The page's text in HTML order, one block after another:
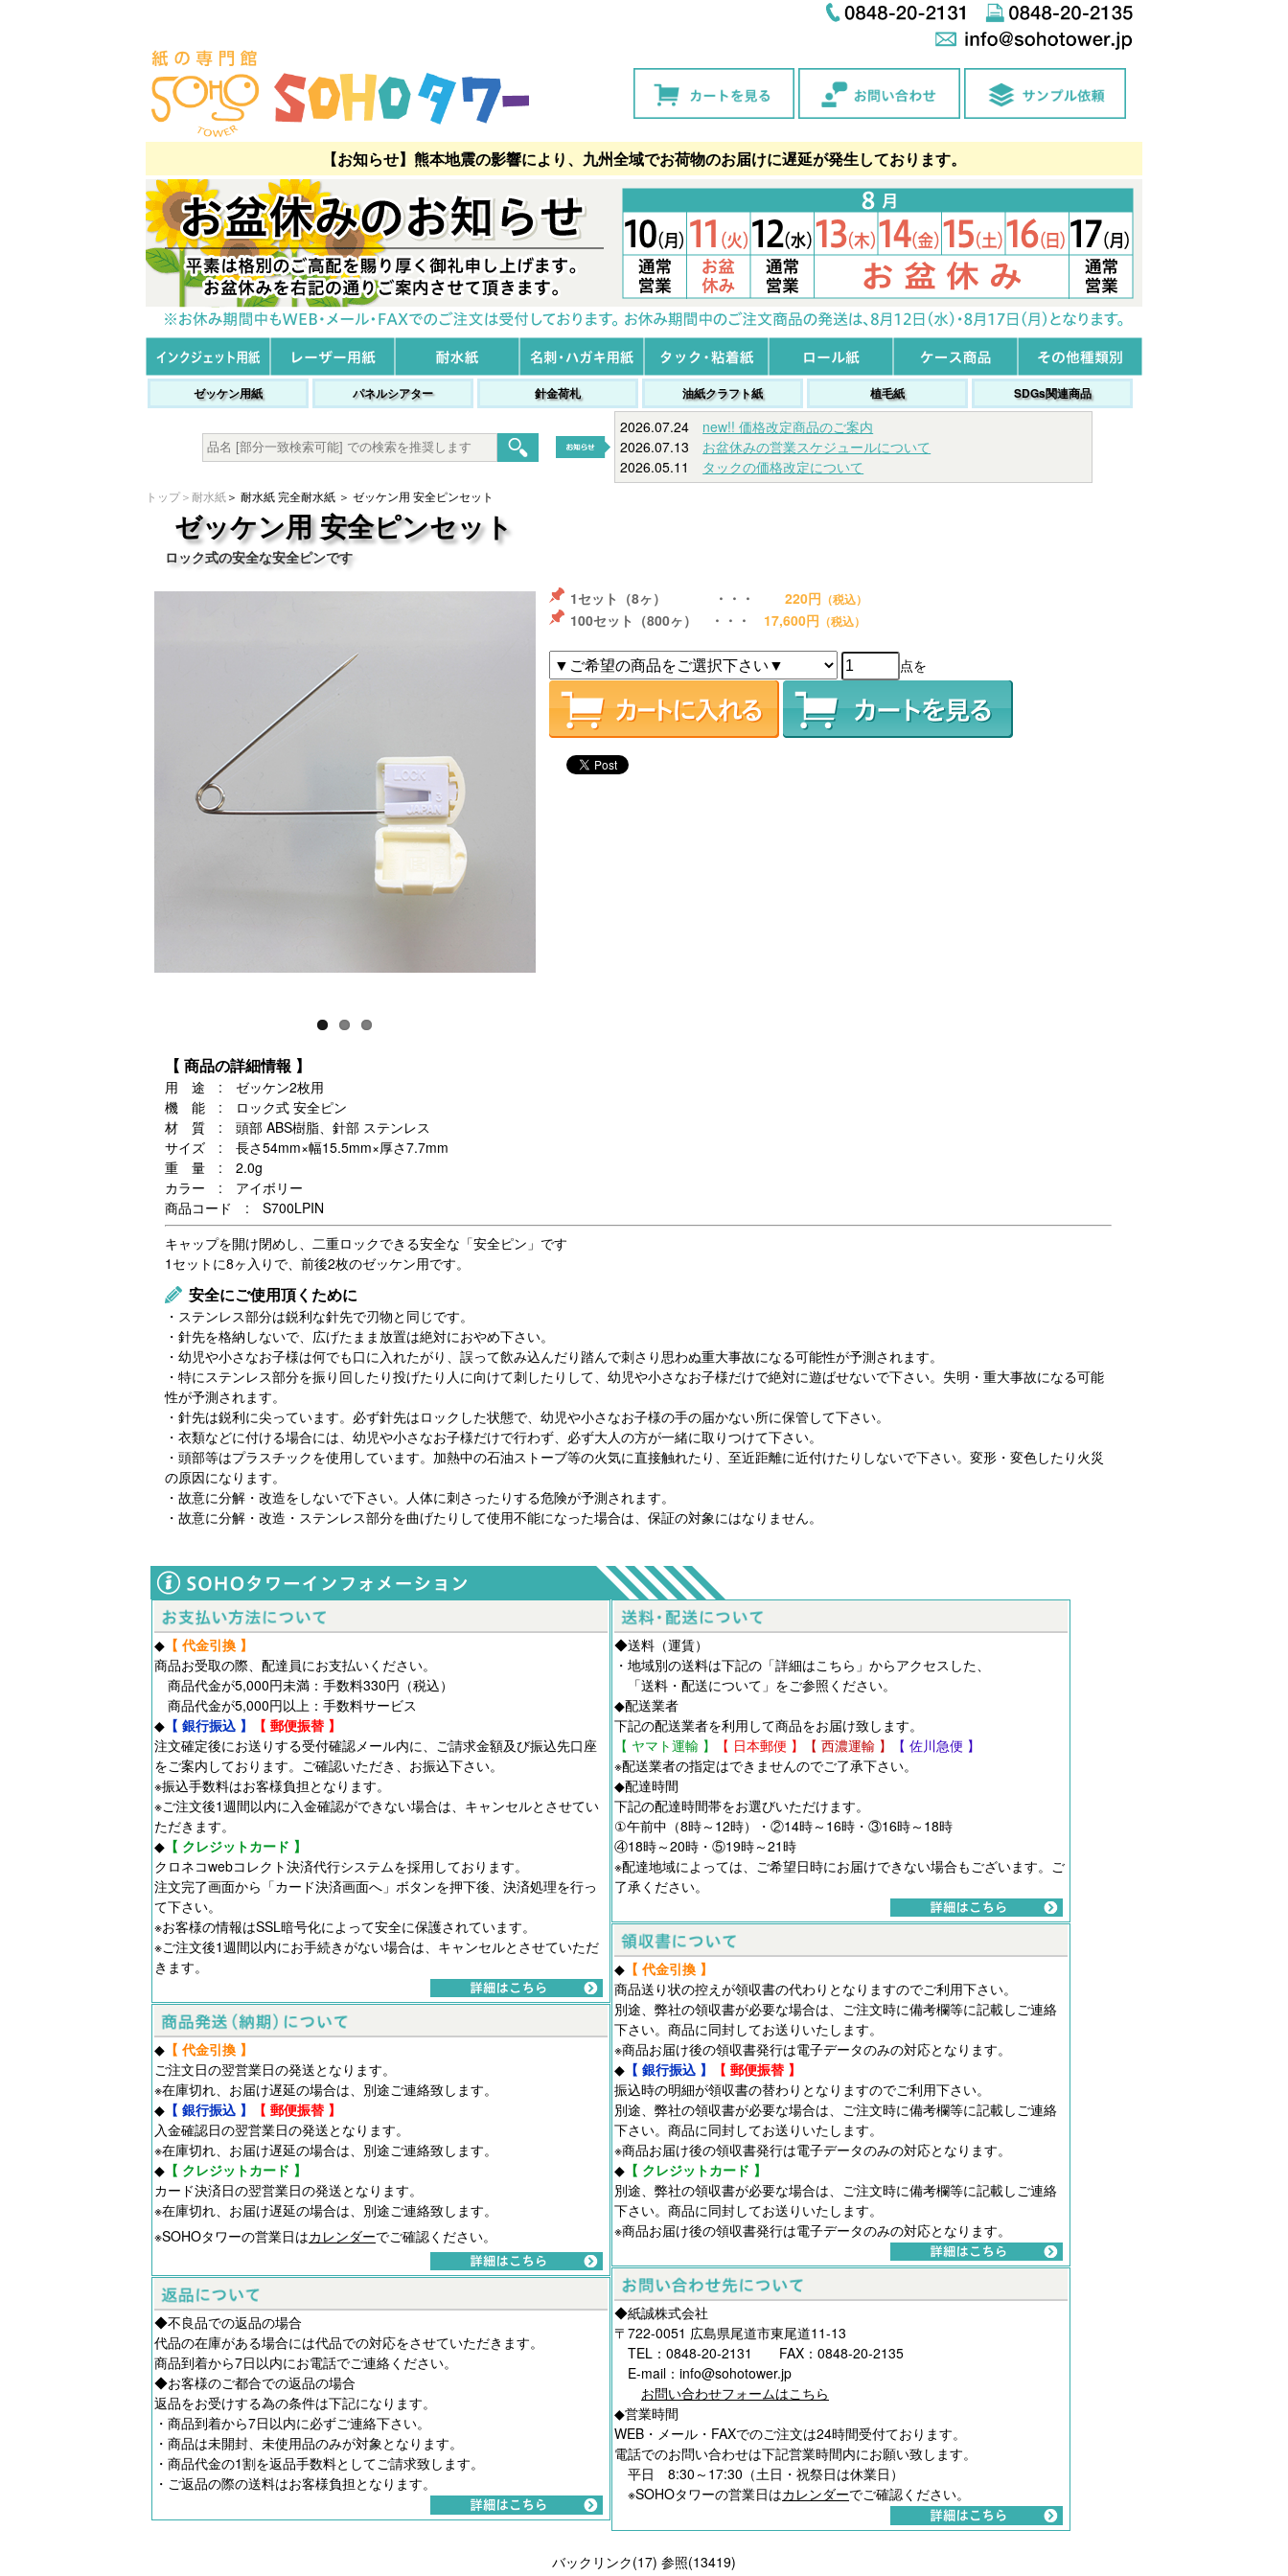
【お知らせ】熊本地震の影響により、九州全域でお荷物のお届けに遅延が発生しております。
ゼッケン用紙 パネルシアター 針金荷札 油紙クラフト紙 植毛紙 SDGs関連商品
2026.07.24 new!! 価格改定商品のご案内
2026.07.13 お盆休みの営業スケジュールについて
2026.05.11 タックの価格改定について
トップ＞耐水紙＞ 耐水紙 完全耐水紙 ＞ ゼッケン用 安全ピンセット
ゼッケン用 安全ピンセット
ロック式の安全な安全ピンです
1セット（8ヶ） ・・・ 220円 （税込）
100セット（800ヶ） ・・・ 17,600円 （税込）
点を
【 商品の詳細情報 】
用 途 : ゼッケン2枚用
機 能 : ロック式 安全ピン
材 質 : 頭部 ABS樹脂、針部 ステンレス
サイズ : 長さ54mm×幅15.5mm×厚さ7.7mm
重 量 : 2.0g
カラー : アイボリー
商品コード : S700LPIN
キャップを開け閉めし、二重ロックできる安全な「安全ピン」です
1セットに8ヶ入りで、前後2枚のゼッケン用です。
安全にご使用頂くために
・ステンレス部分は鋭利な針先で刃物と同じです。
・針先を格納しないで、広げたまま放置は絶対におやめ下さい。
・幼児や小さなお子様は何でも口に入れたがり、誤って飲み込んだり踏んで刺さり思わぬ重大事故になる可能性が予測されます。
・特にステンレス部分を振り回したり投げたり人に向けて刺したりして、幼児や小さなお子様だけで絶対に遊ばせないで下さい。失明・重大事故になる可能
性が予測されます。
・針先は鋭利に尖っています。必ず針先はロックした状態で、幼児や小さなお子様の手の届かない所に保管して下さい。
・衣類などに付ける場合には、幼児や小さなお子様だけで行わず、必ず大人の方が一緒に取りつけて下さい。
・頭部等はプラスチックを使用しています。加熱中の石油ストーブ等の火気に直接触れたり、至近距離に近付けたりしないで下さい。変形・変色したり火災
の原因になります。
・故意に分解・改造をしないで下さい。人体に刺さったりする危険が予測されます。
・故意に分解・改造・ステンレス部分を曲げたりして使用不能になった場合は、保証の対象にはなりません。
◆ 【 代金引換 】
商品お受取の際、配達員にお支払いください。
商品代金が5,000円未満：手数料330円（税込）
商品代金が5,000円以上：手数料サービス
◆ 【 銀行振込 】
【 郵便振替 】
注文確定後にお送りする受付確認メール内に、ご請求金額及び振込先口座
をご案内しております。ご確認いただき、お振込下さい。
※振込手数料はお客様負担となります。
※ご注文後1週間以内に入金確認ができない場合は、キャンセルとさせてい
ただきます。
◆ 【 クレジットカード 】
クロネコwebコレクト決済代行システムを採用しております。
注文完了画面から「カード決済画面へ」ボタンを押下後、決済処理を行っ
て下さい。
※お客様の情報はSSL暗号化によって安全に保護されています。
※ご注文後1週間以内にお手続きがない場合は、キャンセルとさせていただ
きます。
◆ 【 代金引換 】
ご注文日の翌営業日の発送となります。
※在庫切れ、お届け遅延の場合は、別途ご連絡致します。
◆ 【 銀行振込 】
【 郵便振替 】
入金確認日の翌営業日の発送となります。
※在庫切れ、お届け遅延の場合は、別途ご連絡致します。
◆ 【 クレジットカード 】
カード決済日の翌営業日の発送となります。
※在庫切れ、お届け遅延の場合は、別途ご連絡致します。
※SOHOタワーの営業日はカレンダーでご確認ください。
◆不良品での返品の場合
代品の在庫がある場合には代品での対応をさせていただきます。
商品到着から7日以内にお電話でご連絡ください。
◆お客様のご都合での返品の場合
返品をお受けする為の条件は下記になります。
・商品到着から7日以内に必ずご連絡下さい。
・商品は未開封、未使用品のみが対象となります。
・商品代金の1割を返品手数料としてご請求致します。
・ご返品の際の送料はお客様負担となります。
◆送料（運賃）
・地域別の送料は下記の「詳細はこちら」からアクセスした、
「送料・配送について 」をご参照ください。
◆配送業者
下記の配送業者を利用して商品をお届け致します。
【 ヤマト運輸 】
【 日本郵便 】 【 西濃運輸 】
【 佐川急便 】
※配送業者の指定はできませんのでご了承下さい。
◆配達時間
下記の配達時間帯をお選びいただけます。
①午前中（8時～12時）・②14時～16時・③16時～18時
④18時～20時・⑤19時～21時
※配達地域によっては、ご希望日時にお届けできない場合もございます。ご
了承ください。
◆ 【 代金引換 】
商品送り状の控えが領収書の代わりとなりますのでご利用下さい。
別途、弊社の領収書が必要な場合は、ご注文時に備考欄等に記載しご連絡
下さい。商品に同封してお送りいたします。
※商品お届け後の領収書発行は電子データのみの対応となります。
◆ 【 銀行振込 】
【 郵便振替 】
振込時の明細が領収書の替わりとなりますのでご利用下さい。
別途、弊社の領収書が必要な場合は、ご注文時に備考欄等に記載しご連絡
下さい。商品に同封してお送りいたします。
※商品お届け後の領収書発行は電子データのみの対応となります。
◆ 【 クレジットカード 】
別途、弊社の領収書が必要な場合は、ご注文時に備考欄等に記載しご連絡
下さい。商品に同封してお送りいたします。
※商品お届け後の領収書発行は電子データのみの対応となります。
◆紙誠株式会社
〒722-0051 広島県尾道市東尾道11-13
TEL：0848-20-2131 FAX：0848-20-2135
E-mail：info@sohotower.jp
お問い合わせフォームはこちら
◆営業時間
WEB・メール・FAXでのご注文は24時間受付ております。
電話でのお問い合わせは下記営業時間内にお願い致します。
平日 8:30～17:30（土日・祝祭日は休業日）
※SOHOタワーの営業日はカレンダーでご確認ください。
バックリンク(17) 参照(13419)